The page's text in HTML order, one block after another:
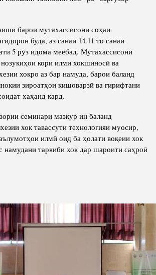
ТОҶИКИСТОН
барои мутахассисони соҳаи
буда, аз санаи 14.11 то санаи
5 рӯз идома меёбад. Мутахассисони
кори илми хокшиносӣ ва
хокро аз бар намуда, барои баланд
зироатҳои кишоварзӣ ва гирифтани
хаҳанд кард.
семинари мазкур ин баланд
хок тавассути технологияи муосир,
илмӣ оид ба ҳолати воқеии хок
намудани таркиби хок дар шароити саҳроӣ